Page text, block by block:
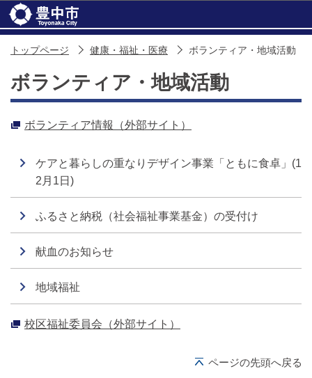
トップページ 健康・福祉・医療 ボランティア・地域活動
ボランティア・地域活動
ボランティア情報（外部サイト）
ケアと暮らしの重なりデザイン事業「ともに食卓」(1
2月1日)
ふるさと納税（社会福祉事業基金）の受付け
献血のお知らせ
地域福祉
校区福祉委員会（外部サイト）
ページの先頭へ戻る